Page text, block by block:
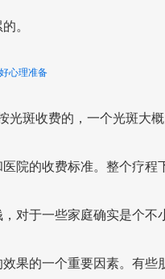
。
心理准备
光斑收费的，一个光斑大
院的收费标准。整个疗程
对于一些家庭确实是个不
果的一个重要因素。有些